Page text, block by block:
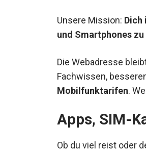
Unsere Mission: Dich
und Smartphones
Die Webadresse
Fachwissen,
Mobilfunktarifen.
Apps, SIM-
Ob du viel reist oder